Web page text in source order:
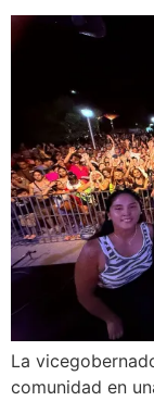
La
comunidad en